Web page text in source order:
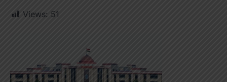
Views: 51